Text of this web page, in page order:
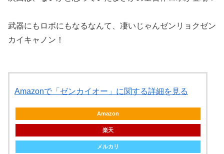
武器にもロボにもなるなんて、凄いじゃんゼンリョクゼン
カイキャノン！
Amazonで「ゼンカイオー」に関する詳細を見る
Amazon
楽天
メルカリ